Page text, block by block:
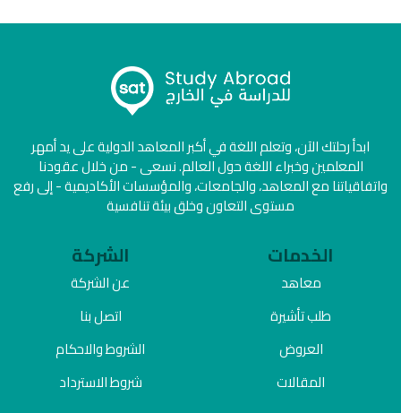
ابدأ رحلتك الآن، وتعلم اللغة في أكبر المعاهد الدولية على يد أمهر
المعلمين وخبراء اللغة حول العالم. نسعى - من خلال عقودنا
واتفاقياتنا مع المعاهد، والجامعات، والمؤسسات الأكاديمية - إلى رفع
مستوى التعاون وخلق بيئة تنافسية
الخدمات
معاهد
طلب تأشيرة
العروض
المقالات
الشركة
عن الشركة
اتصل بنا
الشروط والاحكام
شروط الاسترداد